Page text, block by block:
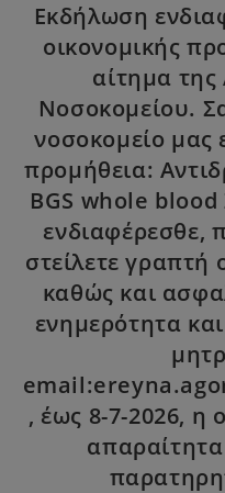
Εκδήλωση
οικονομικής
αίτημα της
Νοσοκομείου.
νοσοκομείο μας
προμήθεια:
BGS whole blood
ενδιαφέρεσθε,
στείλετε
καθώς και
ενημερότητα
, έως 8-7-2026, η
απαραίτητα